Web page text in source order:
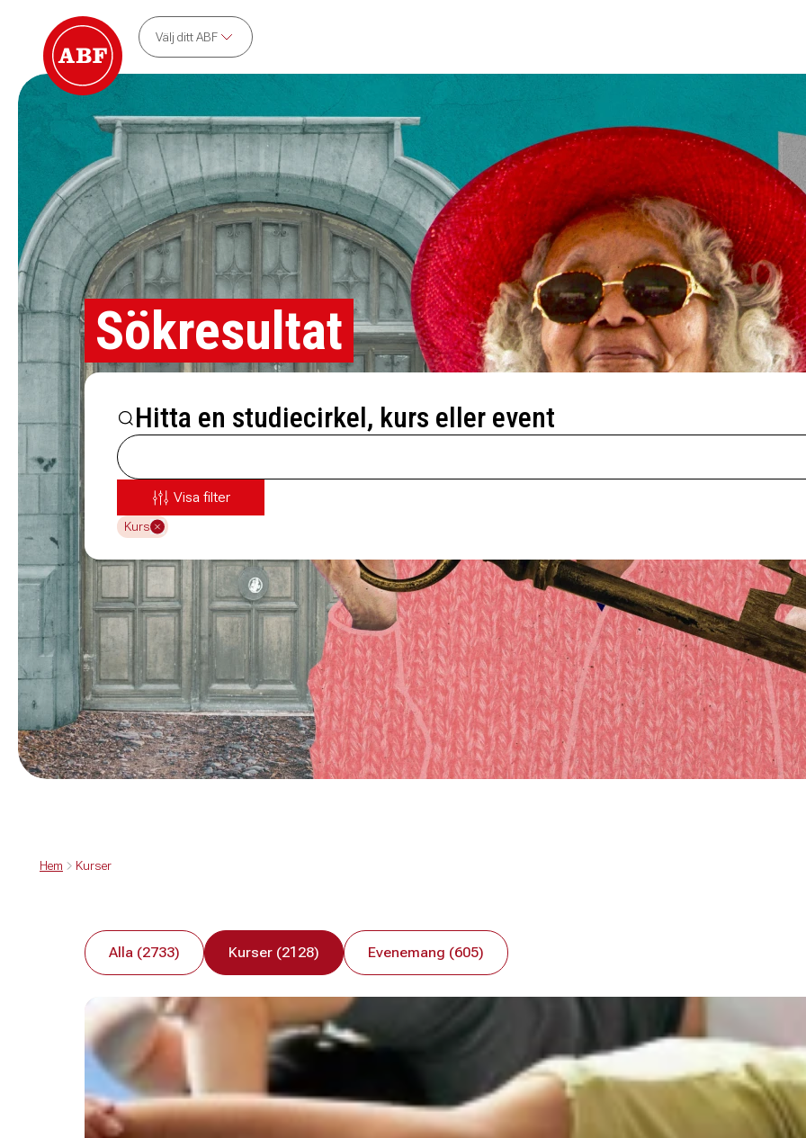
Välj ditt ABF
Sökresultat
Hitta en studiecirkel, kurs eller event
Visa filter
Kurs
Hem Kurser
Alla (2733) Kurser (2128) Evenemang (605)